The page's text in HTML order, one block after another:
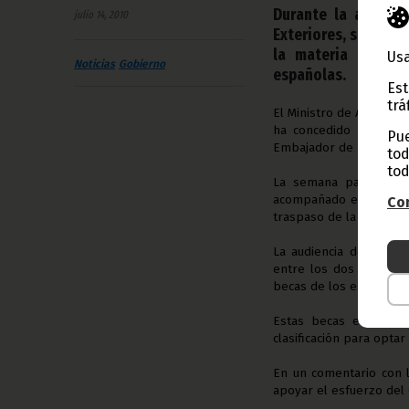
julio 14, 2010
Noticias Gobierno
Durante la
Exteriores, se ha
la materia
españolas.
El Ministro de Asuntos
ha concedido
Embajador de España
La semana pasada
acompañado en
traspaso de la
La audiencia de este
entre los dos
becas de los estudios
Estas becas están
clasificación para
En un comentario con
apoyar el esfuerzo del